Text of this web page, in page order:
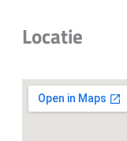
Locatie